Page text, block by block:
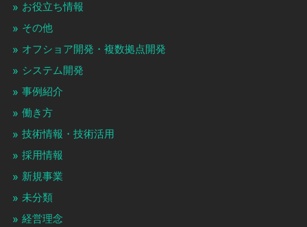
お役立ち情報
その他
オフショア開発・複数拠点開発
システム開発
事例紹介
働き方
技術情報・技術活用
採用情報
新規事業
未分類
経営理念